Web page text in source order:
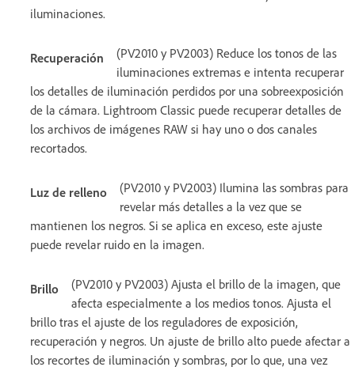
iluminaciones.
Recuperación
(PV2010 y PV2003) Reduce los tonos de las
iluminaciones extremas e intenta recuperar
los detalles de iluminación perdidos por una sobreexposición
de la cámara. Lightroom Classic puede recuperar detalles de
los archivos de imágenes RAW si hay uno o dos canales
recortados.
Luz de relleno
(PV2010 y PV2003) Ilumina las sombras para
revelar más detalles a la vez que se
mantienen los negros. Si se aplica en exceso, este ajuste
puede revelar ruido en la imagen.
Brillo
(PV2010 y PV2003) Ajusta el brillo de la imagen, que
afecta especialmente a los medios tonos. Ajusta el
brillo tras el ajuste de los reguladores de exposición,
recuperación y negros. Un ajuste de brillo alto puede afectar a
los recortes de iluminación y sombras, por lo que, una vez